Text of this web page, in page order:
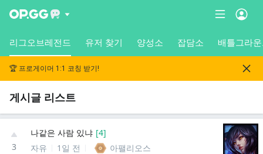
리그오브레전드 유저 찾기 양성소 잡담소 배틀그라
🏆 프로게이머 1:1 코칭 받기!
게시글 리스트
3
나같은 사람 있냐 [4]
자유
1일 전 아팰리오스